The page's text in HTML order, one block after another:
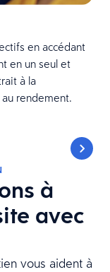
en accédant
en un seul et
à la
rendement.
à
avec
vous aident à